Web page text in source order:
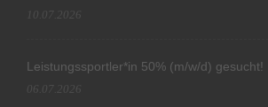
10.07.2026
Leistungssportler*in 50% (m/w/d) gesucht!
06.07.2026